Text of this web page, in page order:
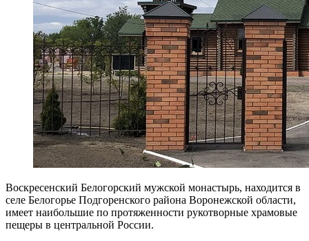
Воскресенский Белогорский мужской монастырь, находится в
селе Белогорье Подгоренского района Воронежской области,
имеет наибольшие по протяженности рукотворные храмовые
пещеры в центральной России.